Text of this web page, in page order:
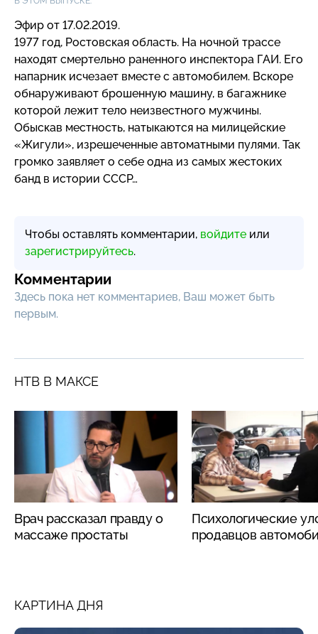
Эфир от 17.02.2019.
1977 год, Ростовская область. На ночной трассе
находят смертельно раненного инспектора ГАИ. Его
напарник исчезает вместе с автомобилем. Вскоре
обнаруживают брошенную машину, в багажнике
которой лежит тело неизвестного мужчины.
Обыскав местность, натыкаются на милицейские
«Жигули», изрешеченные автоматными пулями. Так
громко заявляет о себе одна из самых жестоких
банд в истории СССР…
Чтобы оставлять комментарии, войдите или
зарегистрируйтесь.
Комментарии
Здесь пока нет комментариев, Ваш может быть
первым.
НТВ В МАКСЕ
Врач рассказал правду о
массаже простаты
Психологические
продавцов
КАРТИНА ДНЯ